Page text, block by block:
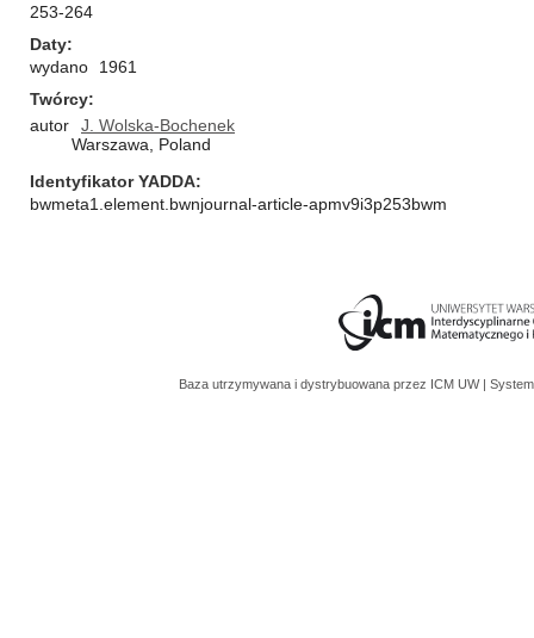
253-264
Daty
wydano
1961
Twórcy
autor
J. Wolska-Bochenek
Warszawa, Poland
Identyfikator YADDA
bwmeta1.element.bwnjournal-article-apmv9i3p253bwm
Baza utrzymywana i dystrybuowana przez ICM UW |